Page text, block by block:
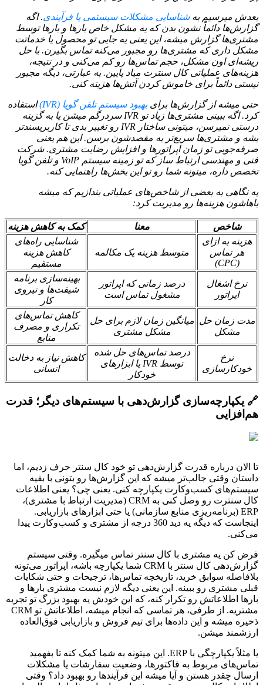
بعدش میرسیم بهشناسایی مشکلات سیستمی یا فرآیندی. اگه
گزارش‌ها دائماً نشون بدن که یه مشکل خاص بارها و بارها توسط
مشتری‌ها گزارش میشه، این یعنی یه جایی تو محصول یا خدماتت
مشکل داری که مشتری‌ها رو مجبور می‌کنه تماس بگیرن. با حل
ریشه‌ای اون مشکل، حجم تماس‌ها رو کم می‌کنی و در نتیجه،
هزینه‌های عملیاتی کال سنترت میاد پایین. به عبارتی، دیگه مجبور
نیستی دائماً برای خاموش کردن آتش‌ها هزینه کنی.
حتی میشه از گزارش‌ها برایبهبود سیستم تلفن گویا (IVR)
استفاده
کرد. اگه ببینی مشتری‌ها زیاد تو IVR سردرگم میشن یا به گزینه
درستی نمیرسن، میتونی ساختار IVR رو تغییر بدی تا کاربرپسندتر
بشه و مشتری‌ها سریع‌تر به مقصدشون برسن. این هم یعنی
صرفه‌جویی تو زمان اپراتورها و افزایش رضایت مشتری. شرکت
فنی و مهندسی ارتباط ساز که تو زمینه سیستم VoIP و تلفن گویا
تخصص داره، میتونه شما رو تو این بخش‌ها راهنمایی کنه.
یه نگاهی به بعضی از شاخص‌های عملیاتی بندازیم که میشه
باهاشون هزینه‌ها رو مدیریت کرد:
شاخص معنا
کمک به کاهش هزینه
هزینه به ازای
هر تماس
(CPC)
متوسط هزینه یک مکالمه
شناسایی راه‌های
کاهش هزینه
مستقیم
نرخ اشغال
اپراتور
درصد زمانی که اپراتور
مشغول تماس است
بهینه‌سازی برنامه
شیفت‌ها و نیروی
کار
مدت زمان حل
مشکل
میانگین زمان لازم برای حل
مشکل مشتری
کاهش تماس‌های
تکراری و مصرف
منابع
نرخ
خودکارسازی
درصد تماس‌های حل شده
توسط IVR یا ابزارهای
خودکار
کاهش نیاز به دخالت
انسانی
🔗 یکپارچه‌سازی گزارش‌دهی با سیستم‌های دیگر؛ قدرت
هم‌افزایی
تا الان درباره قدرت گزارش‌دهی تو خود کال سنتر حرف زدیم، اما
داستان وقتی جالب‌تر میشه که این گزارش‌ها رو بتونی با بقیه
سیستم‌های کسب‌وکارت یکپارچه کنی. یعنی چی؟ یعنی اطلاعات
کال سنترت رو وصل کنی به CRM (مدیریت ارتباط با مشتری)،
ERP (برنامه‌ریزی منابع سازمانی) یا حتی ابزارهای بازاریابی.
اینجاست که دیگه یه دید 360 درجه از مشتری و کسب‌وکارت پیدا
می‌کنی.
فرض کن یه مشتری با کال سنتر تماس میگیره. وقتی سیستم
گزارش‌دهی کال سنتر با CRM شما یکپارچه باشه، اپراتور می‌تونه
بلافاصله سوابق خرید، تاریخچه تماس‌ها، ترجیحات و حتی شکایات
قبلی مشتری رو ببینه. این یعنی دیگه لازم نیست مشتری بارها و
بارها اطلاعاتش رو تکرار کنه، که این خودش یه بهبود بزرگ تو تجربه
مشتریه. از طرفی، هر تماسی که انجام میشه، اطلاعاتش تو CRM
ذخیره میشه و این داده‌ها برای تیم فروش و بازاریابی فوق‌العاده
ارزشمند میشن.
یا مثلاً یکپارچگی با ERP. این میتونه به شما کمک کنه تا بفهمید
تماس‌های مربوط به فاکتورها، وضعیت سفارشات یا مشکلات
ارسال چقدر هستن و آیا میشه این فرآیندها رو بهبود داد؟ وقتی